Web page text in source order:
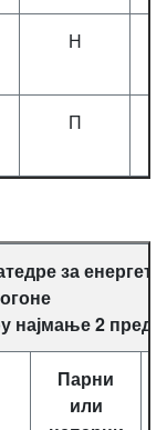
Н
П
за
најмање 2
Парни
или